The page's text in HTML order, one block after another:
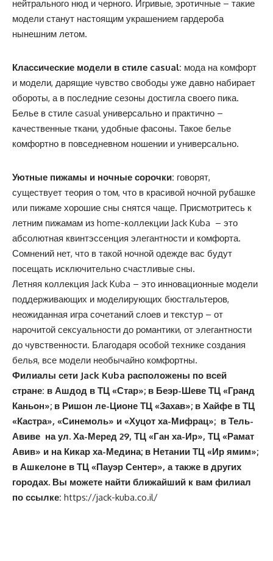
нейтрального нюд и черного. Игривые, эротичные – такие
модели станут настоящим украшением гардероба
нынешним летом.
Классические модели в стиле casual: мода на комфорт
и модели, дарящие чувство свободы уже давно набирает
обороты, а в последние сезоны достигла своего пика.
Белье в стиле casual универсально и практично –
качественные ткани, удобные фасоны. Такое белье
комфортно в повседневном ношении и универсально.
Уютные пижамы и ночные сорочки: говорят,
существует теория о том, что в красивой ночной рубашке
или пижаме хорошие сны снятся чаще. Присмотритесь к
летним пижамам из home-коллекции Jack Kuba – это
абсолютная квинтэссенция элегантности и комфорта.
Сомнений нет, что в такой ночной одежде вас будут
посещать исключительно счастливые сны.
Летняя коллекция Jack Kuba – это инновационные модели
поддерживающих и моделирующих бюстгальтеров,
неожиданная игра сочетаний слоев и текстур – от
нарочитой сексуальности до романтики, от элегантности
до чувственности. Благодаря особой технике создания
белья, все модели необычайно комфортны.
Филиалы сети Jack Kuba расположены по всей
стране: в Ашдод в ТЦ «Стар»; в Беэр-Шеве ТЦ «Гранд
Каньон»; в Ришон ле-Ционе ТЦ «Захав»; в Хайфе в ТЦ
«Кастра», «Синемоль» и «Хуцот ха-Мифрац»; в Тель-
Авиве на ул. Ха-Меред 29, ТЦ «Ган ха-Ир», ТЦ «Рамат
Авив» и на Кикар ха-Медина; в Нетании ТЦ «Ир ямим»;
в Ашкелоне в ТЦ «Пауэр Сентер», а также в других
городах. Вы можете найти ближайший к вам филиал
по ссылке: https://jack-kuba.co.il/